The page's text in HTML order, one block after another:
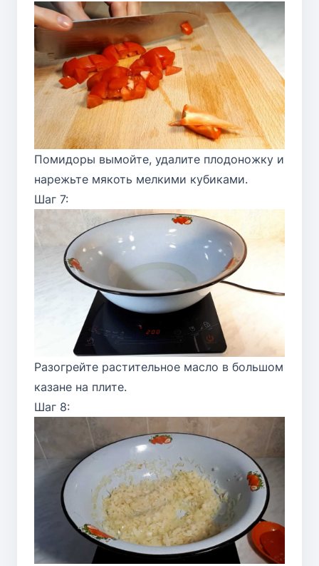
Помидоры вымойте, удалите плодоножку и
нарежьте мякоть мелкими кубиками.
Шаг 7:
Разогрейте растительное масло в большом
казане на плите.
Шаг 8: